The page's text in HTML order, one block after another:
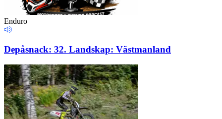
Enduro
Depåsnack: 32. Landskap: Västmanland